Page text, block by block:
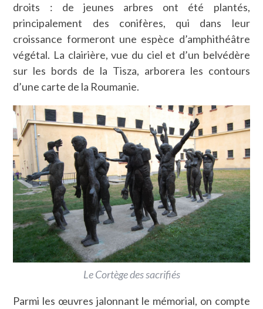
droits : de jeunes arbres ont été plantés,
principalement des conifères, qui dans leur
croissance formeront une espèce d’amphithéâtre
végétal. La clairière, vue du ciel et d’un belvédère
sur les bords de la Tisza, arborera les contours
d’une carte de la Roumanie.
Le Cortège des sacrifiés
Parmi les œuvres jalonnant le mémorial, on compte